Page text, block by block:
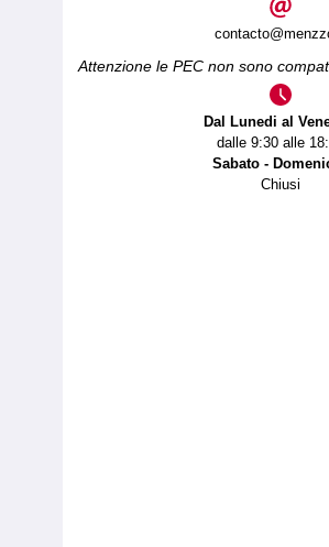
Attenzione le PEC non sono
Dal Lunedi al
dalle 9:30 alle
Sabato -
Chiusi